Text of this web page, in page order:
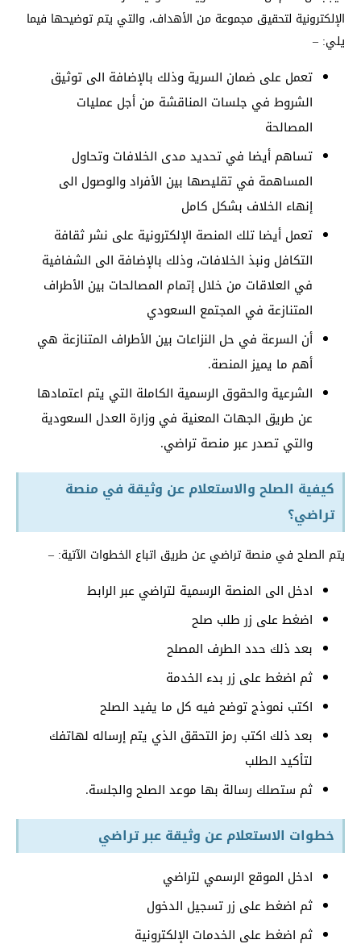
الإلكترونية لتحقيق مجموعة من الأهداف، والتي يتم توضيحها فيما
يلي: –
تعمل على ضمان السرية وذلك بالإضافة الى توثيق
الشروط في جلسات المناقشة من أجل عمليات
المصالحة
تساهم أيضا في تحديد مدى الخلافات وتحاول
المساهمة في تقليصها بين الأفراد والوصول الى
إنهاء الخلاف بشكل كامل
تعمل أيضا تلك المنصة الإلكترونية على نشر ثقافة
التكافل ونبذ الخلافات، وذلك بالإضافة الى الشفافية
في العلاقات من خلال إتمام المصالحات بين الأطراف
المتنازعة في المجتمع السعودي
أن السرعة في حل النزاعات بين الأطراف المتنازعة هي
أهم ما يميز المنصة.
الشرعية والحقوق الرسمية الكاملة التي يتم اعتمادها
عن طريق الجهات المعنية في وزارة العدل السعودية
والتي تصدر عبر منصة تراضي.
كيفية الصلح والاستعلام عن وثيقة في منصة
تراضي؟
يتم الصلح في منصة تراضي عن طريق اتباع الخطوات الآتية: –
ادخل الى المنصة الرسمية لتراضي عبر الرابط
اضغط على زر طلب صلح
بعد ذلك حدد الطرف المصلح
ثم اضغط على زر بدء الخدمة
اكتب نموذج توضح فيه كل ما يفيد الصلح
بعد ذلك اكتب رمز التحقق الذي يتم إرساله لهاتفك
لتأكيد الطلب
ثم ستصلك رسالة بها موعد الصلح والجلسة.
خطوات الاستعلام عن وثيقة عبر تراضي
ادخل الموقع الرسمي لتراضي
ثم اضغط على زر تسجيل الدخول
ثم اضغط على الخدمات الإلكترونية